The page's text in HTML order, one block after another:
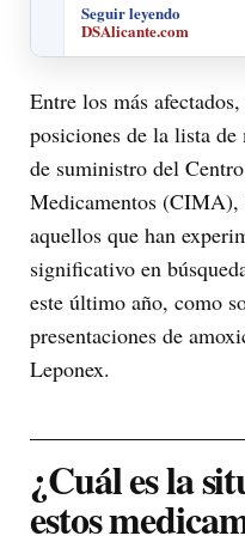
Seguir leyendo
DSAlicante.com
Entre los más
posiciones de la lista
de suministro del
Medicamentos (CIMA),
aquellos que han
significativo en
este último año, como
presentaciones de
Leponex.
¿Cuál es la
estos